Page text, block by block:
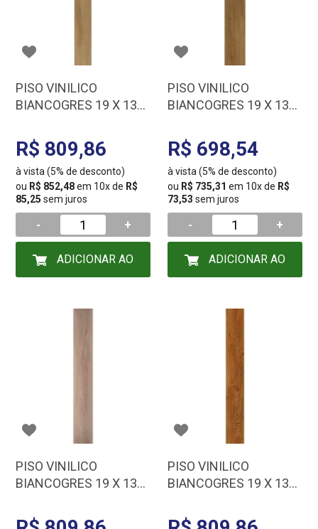
PISO VINILICO
BIANCOGRES 19 X 130
5,92MT VG0753A1
R$ 809,86
à vista (5% de desconto)
ou R$ 852,48em 10x de R$
85,25 sem juros
- +
PISO VINILICO
BIANCOGRES 19 X 130
5,92MT VG0753V1
R$ 698,54
à vista (5% de desconto)
ou R$ 735,31 em 10x de R$
73,53 sem juros
- +
PISO VINILICO
BIANCOGRES 19 X 130
5,92MT VG0753C1
PISO VINILICO
BIANCOGRES 19 X 130
VG0753T1